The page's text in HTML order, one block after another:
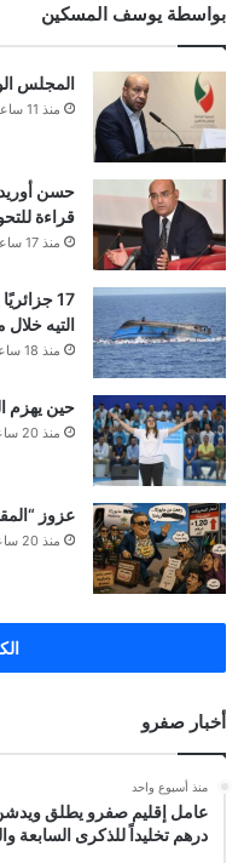
بواسطة يوسف المسكين
المجلس
منذ 11 ساعة
حسن
قراءة
منذ 17 ساعة
التيه خلال
منذ 18 ساعة
حين يهزم
منذ 20 ساعة
عزوز
منذ 20 ساعة
أخبار صفرو
منذ أسبوع واحد
درهم تخليداً للذكرى السابعة